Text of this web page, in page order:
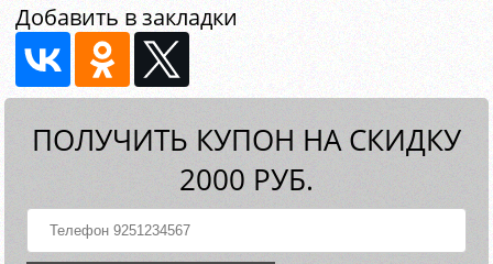
Добавить в закладки
ПОЛУЧИТЬ КУПОН НА СКИДКУ
2000 РУБ.